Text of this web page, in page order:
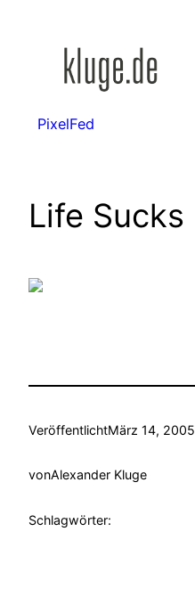
PixelFed
Life Sucks
VeröffentlichtMärz 14, 2005
vonAlexander Kluge
Schlagwörter: